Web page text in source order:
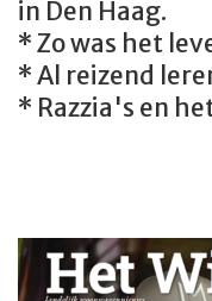
in Den Haag.
* Zo was het
* Al reizend
* Razzia's en